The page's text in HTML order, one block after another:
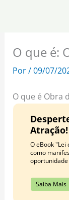
O que é:
Por/09/07/
O que é Obra
Atração!
O eBook "Lei
como
Saiba Mais